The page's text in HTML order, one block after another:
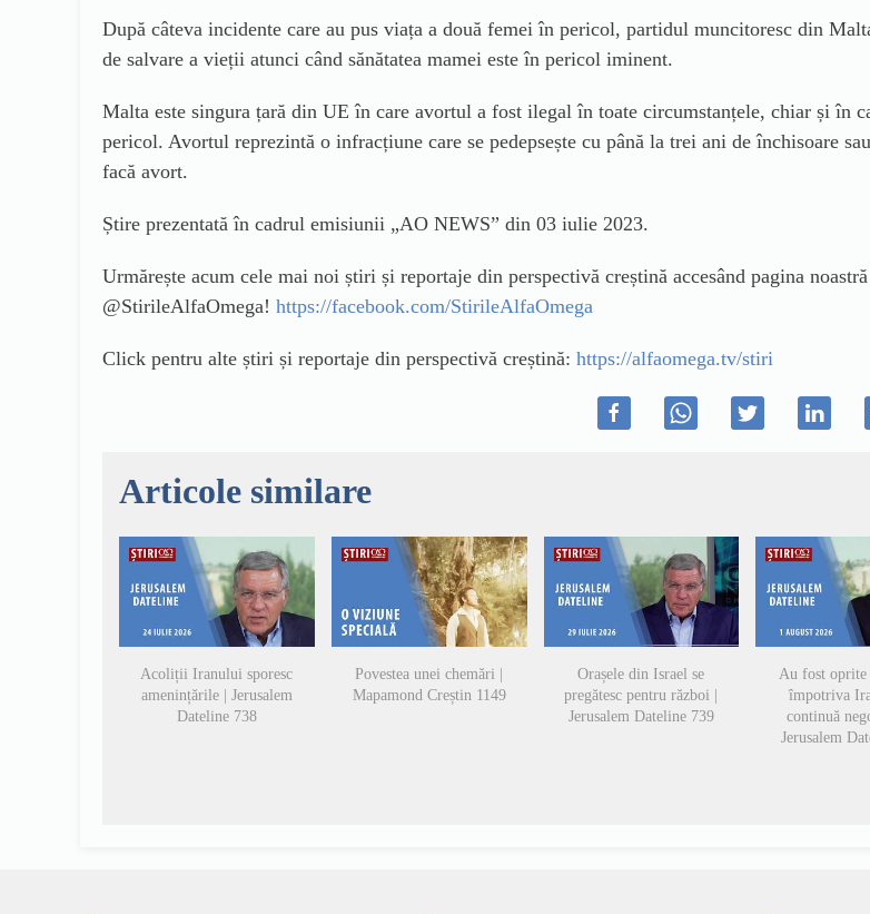
După câteva incidente care au pus viața a două femei în pericol, partidul muncitoresc din
de salvare a vieții atunci când sănătatea mamei este în pericol iminent.
Malta este singura țară din UE în care avortul a fost ilegal în toate circumstanțele, chiar și în
pericol. Avortul reprezintă o infracțiune care se pedepsește cu până la trei ani de închisoare
facă avort.
Știre prezentată în cadrul emisiunii „AO NEWS” din 03 iulie 2023.
Urmărește acum cele mai noi știri și reportaje din perspectivă creștină accesând pagina
@StirileAlfaOmega! https://facebook.com/StirileAlfaOmega
Click pentru alte știri și reportaje din perspectivă creștină: https://alfaomega.tv/stiri
Articole similare
Acoliții Iranului sporesc
amenințările | Jerusalem
Dateline 738
Povestea unei chemări |
Mapamond Creștin 1149
Orașele din Israel se
pregătesc pentru război |
Jerusalem Dateline 739
Au fost
împotriva
continuă
Jerusalem